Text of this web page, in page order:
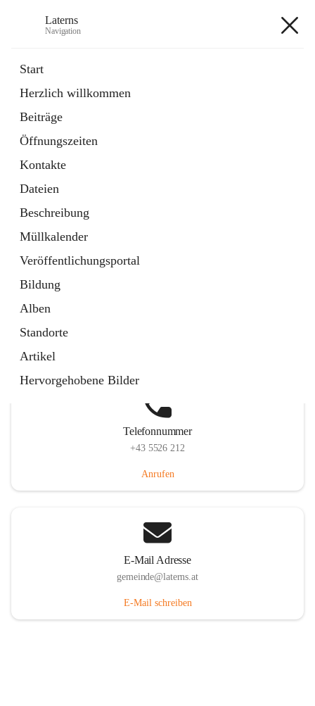
Laterns
Navigation
Start
Herzlich willkommen
Beiträge
Öffnungszeiten
Kontakte
Dateien
Beschreibung
Müllkalender
Veröffentlichungsportal
Bildung
Alben
Standorte
Artikel
Hervorgehobene Bilder
11 Schnellzugriffe
Soziales
1 Schnellzugriff
Telefonnummer
+43 5526 212
Anrufen
E-Mail Adresse
gemeinde@laterns.at
E-Mail schreiben